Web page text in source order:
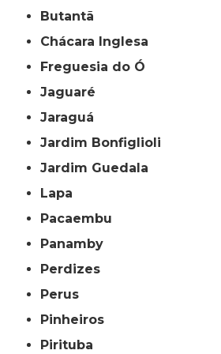
Butantã
Chácara Inglesa
Freguesia do Ó
Jaguaré
Jaraguá
Jardim Bonfiglioli
Jardim Guedala
Lapa
Pacaembu
Panamby
Perdizes
Perus
Pinheiros
Pirituba